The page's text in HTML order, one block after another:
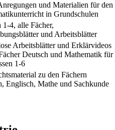
und Materialien für den
in Grundschulen
1-4, alle Fächer,
und Arbeitsblätter
Arbeitsblätter und Erklärvideos
Deutsch und Mathematik für
1-6
zu den Fächern
Englisch, Mathe und Sachkunde